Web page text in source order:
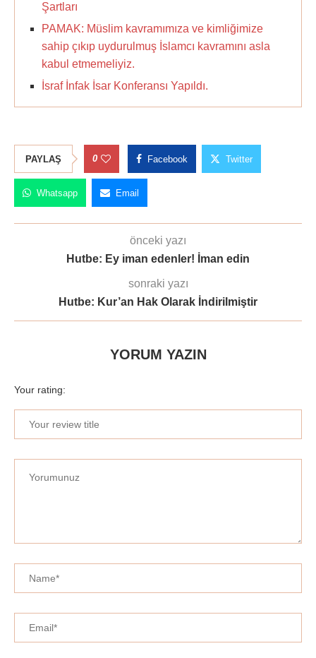
Şartları
PAMAK: Müslim kavramımıza ve kimliğimize
sahip çıkıp uydurulmuş İslamcı kavramını asla
kabul etmemeliyiz.
İsraf İnfak İsar Konferansı Yapıldı.
PAYLAŞ 0 Facebook Twitter
Whatsapp Email
önceki yazı
Hutbe: Ey iman edenler! İman edin
sonraki yazı
Hutbe: Kur’an Hak Olarak İndirilmiştir
YORUM YAZIN
Your rating: